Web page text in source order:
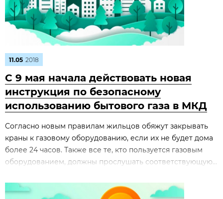
11.05 2018
С 9 мая начала действовать новая
инструкция по безопасному
использованию бытового газа в МКД
Согласно новым правилам жильцов обяжут закрывать
краны к газовому оборудованию, если их не будет дома
более 24 часов. Также все те, кто пользуется газовым
оборудованием, должны прослушать соответствующую...